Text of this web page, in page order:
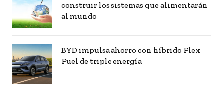
construir los sistemas que alimentarán
al mundo
BYD impulsa ahorro con híbrido Flex
Fuel de triple energía